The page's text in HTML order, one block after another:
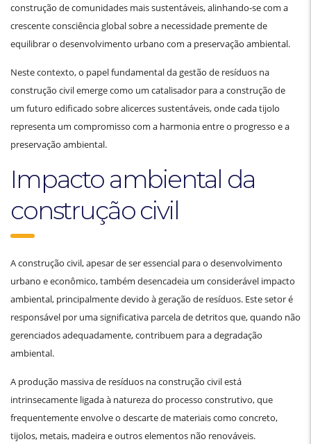
construção de comunidades mais sustentáveis, alinhando-se com a
crescente consciência global sobre a necessidade premente de
equilibrar o desenvolvimento urbano com a preservação ambiental.
Neste contexto, o papel fundamental da gestão de resíduos na
construção civil emerge como um catalisador para a construção de
um futuro edificado sobre alicerces sustentáveis, onde cada tijolo
representa um compromisso com a harmonia entre o progresso e a
preservação ambiental.
Impacto ambiental da
construção civil
A construção civil, apesar de ser essencial para o desenvolvimento
urbano e econômico, também desencadeia um considerável impacto
ambiental, principalmente devido à geração de resíduos. Este setor é
responsável por uma significativa parcela de detritos que, quando não
gerenciados adequadamente, contribuem para a degradação
ambiental.
A produção massiva de resíduos na construção civil está
intrinsecamente ligada à natureza do processo construtivo, que
frequentemente envolve o descarte de materiais como concreto,
tijolos, metais, madeira e outros elementos não renováveis.